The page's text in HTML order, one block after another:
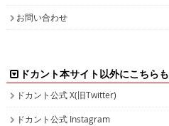
お問い合わせ
ドカント本サイト以外にこちらも
ドカント公式 X(旧Twitter)
ドカント公式 Instagram